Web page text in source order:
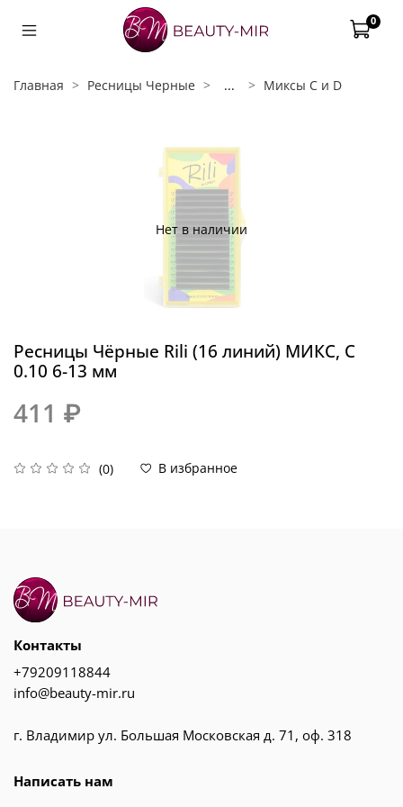
0
Главная Ресницы Черные ... Миксы С и D
Нет в наличии
Ресницы Чёрные Rili (16 линий) МИКС, C
0.10 6-13 мм
(0) В избранное
411 ₽
Контакты
+79209118844
info@beauty-mir.ru
г. Владимир ул. Большая Московская д. 71, оф. 318
Написать нам